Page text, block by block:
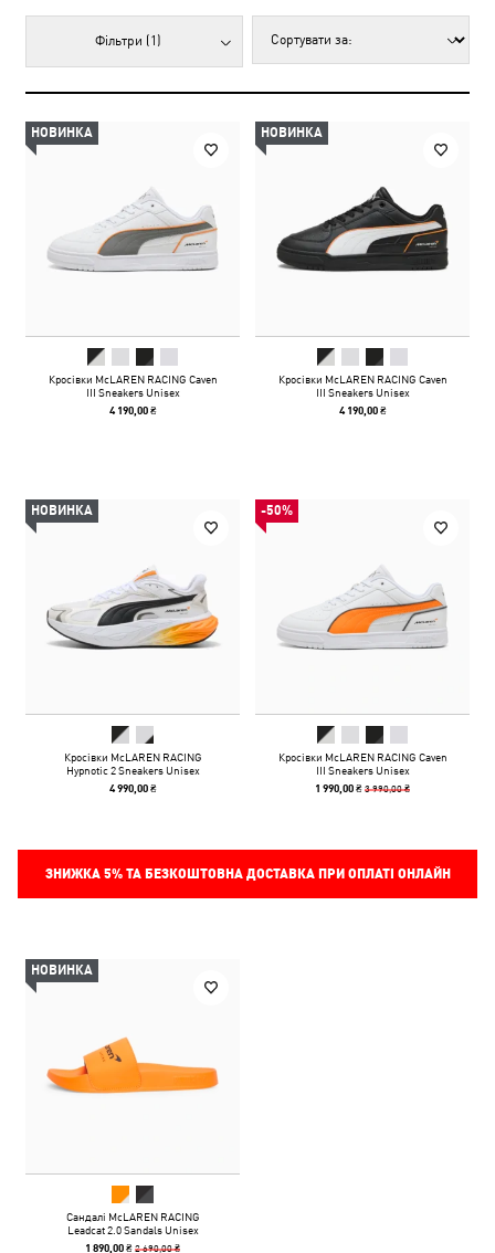
Фільтри (1)
НОВИНКА
Кросівки McLAREN RACING Caven
III Sneakers Unisex
4 190,00 ₴
НОВИНКА
Кросівки McLAREN RACING Caven
III Sneakers Unisex
4 190,00 ₴
НОВИНКА
Кросівки McLAREN RACING
Hypnotic 2 Sneakers Unisex
4 990,00 ₴
-50%
Кросівки McLAREN RACING Caven
III Sneakers Unisex
1 990,00 ₴3 990,00 ₴
ЗНИЖКА 5%ТА БЕЗКОШТОВНА ДОСТАВКА ПРИ ОПЛАТІ ОНЛАЙН
НОВИНКА
Сандалі McLAREN RACING
Leadcat 2.0 Sandals Unisex
1 890,00 ₴2 690,00 ₴